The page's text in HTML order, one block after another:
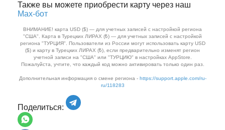
Также вы можете приобрести карту через наш
Max‑бот
ВНИМАНИЕ! карта USD ($) — для учетных записей с настройкой региона
"США". Карта в Турецких ЛИРАХ (₺) — для учетных записей с настройкой
региона "ТУРЦИЯ". Пользователи из России могут использовать карту USD
($) и карту в Турецких ЛИРАХ (₺), если предварительно изменят регион
учетной записи на "США" или "ТУРЦИЮ" в настройках AppStore.
Пожалуйста, учтите, что каждый код можно активировать только один раз.
Дополнительная информация о смене региона - https://support.apple.com/ru-
ru/118283
Поделиться: